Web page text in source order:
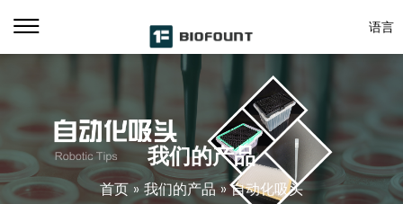
语言
我们的产品
首页 » 我们的产品 » 自动化吸头